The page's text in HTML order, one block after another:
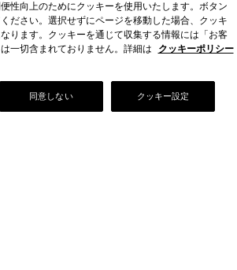
性向上のためにクッキーを使用いたします。ボタン
ださい。選択せずにページを移動した場合、クッキ
ります。クッキーを通じて収集する情報には「お客
一切含まれておりません。詳細は
クッキーポリシー
クッキー設定
同意しない